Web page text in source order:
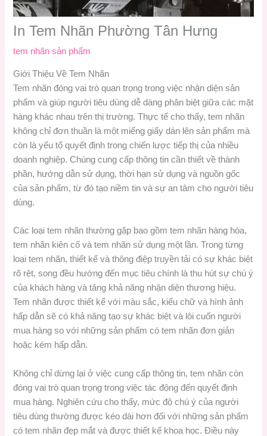
In Tem Nhãn Phường Tân Hưng
tem nhãn sản phẩm
Giới Thiệu Về Tem Nhãn
Tem nhãn đóng vai trò quan trọng trong việc nhận diện sản
phẩm và giúp người tiêu dùng dễ dàng phân biệt giữa các mặt
hàng khác nhau trên thị trường. Thực tế cho thấy, tem nhãn
không chỉ đơn thuần là một miếng giấy dán lên sản phẩm mà
còn là yếu tố quyết định trong chiến lược tiếp thị của nhiều
doanh nghiệp. Chúng cung cấp thông tin cần thiết về thành
phần, hướng dẫn sử dụng, thời hạn sử dụng và nguồn gốc
của sản phẩm, từ đó tạo niềm tin và sự an tâm cho người tiêu
dùng.
Các loại tem nhãn thường gặp bao gồm tem nhãn hàng hóa,
tem nhãn kiên cố và tem nhãn sử dụng một lần. Trong từng
loại tem nhãn, thiết kế và thông điệp truyền tải có sự khác biệt
rõ rệt, song đều hướng đến mục tiêu chính là thu hút sự chú ý
của khách hàng và tăng khả năng nhận diện thương hiệu.
Tem nhãn được thiết kế với màu sắc, kiểu chữ và hình ảnh
hấp dẫn sẽ có khả năng tạo sự khác biệt và lôi cuốn người
mua hàng so với những sản phẩm có tem nhãn đơn giản
hoặc kém hấp dẫn.
Không chỉ dừng lại ở việc cung cấp thông tin, tem nhãn còn
đóng vai trò quan trọng trong việc tác động đến quyết định
mua hàng. Nghiên cứu cho thấy, mức độ chú ý của người
tiêu dùng thường được kéo dài hơn đối với những sản phẩm
có tem nhãn đẹp mắt và được thiết kế khoa học. Điều này